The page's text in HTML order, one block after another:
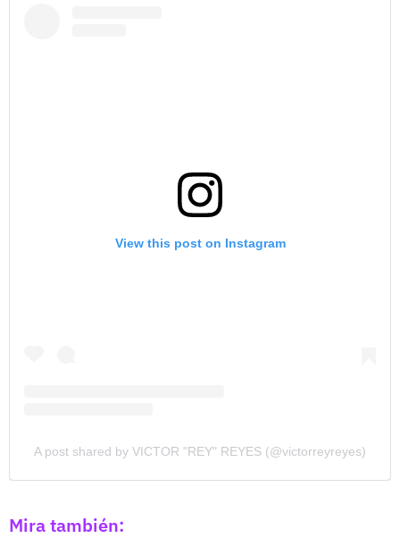
View this post on Instagram
A post shared by VICTOR "REY" REYES (@victorreyreyes)
Mira también: